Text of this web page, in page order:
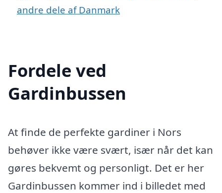
andre dele af Danmark
Fordele ved
Gardinbussen
At finde de perfekte gardiner i Nors
behøver ikke være svært, især når det kan
gøres bekvemt og personligt. Det er her
Gardinbussen kommer ind i billedet med